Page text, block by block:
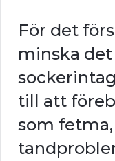
För det
minska
till att
som